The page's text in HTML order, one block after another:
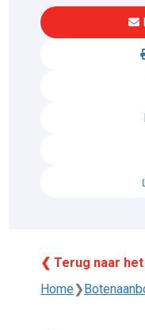
❮ Terug naar
Home❯